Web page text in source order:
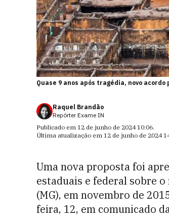
Quase 9 anos após tragédia, novo
Raquel Brandão
Repórter Exame IN
Publicado em 12 de junho de 2024 10:06.
Última atualização em 12 de junho de 2024
Uma nova proposta foi
estaduais e federal sobre
(MG), em novembro de
feira, 12, em comunicado